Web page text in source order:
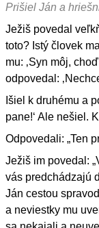
Prišiel Ján a
Ježiš povedal
toto? Istý človek
mu: ‚Syn môj,
odpovedal:
Išiel k druhému a
pane!‘ Ale nešiel.
Odpovedali: „Ten
Ježiš im povedal:
vás predchádzajú
Ján cestou
a neviestky mu